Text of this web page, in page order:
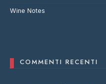
Wine Notes
COMMENTI RECENTI